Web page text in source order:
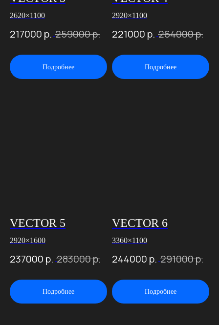
2620×1100
217000 р. 259000р.
Подробнее
2920×1100
221000 р. 264000р.
Подробнее
VECTOR 5
2920×1600
237000 р. 283000р.
Подробнее
VECTOR 6
3360×1100
244000 р. 291000р.
Подробнее